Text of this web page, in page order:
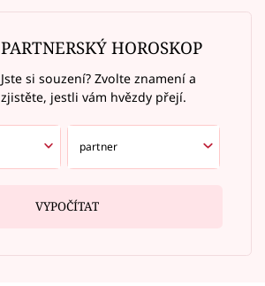
PARTNERSKÝ HOROSKOP
Jste si souzení? Zvolte znamení a
zjistěte, jestli vám hvězdy přejí.
VYPOČÍTAT